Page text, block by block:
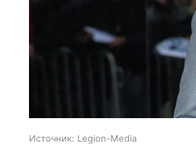
Источник: Legion-Media